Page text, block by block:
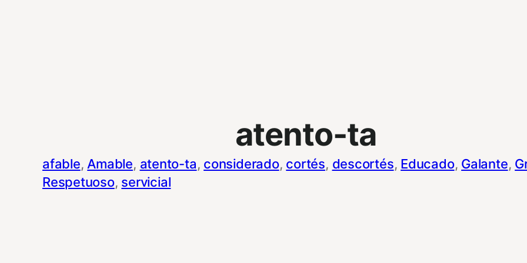
atento-ta
afable, Amable, atento-ta, considerado, cortés, descortés, Educado, Galante,
Respetuoso, servicial